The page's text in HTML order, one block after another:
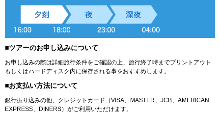
■ツアーのお申し込みについて
お申し込みの際は詳細旅行条件をご確認の上、旅行終了時までプリントアウト
もしくはハードディスク内に保存される事をおすすめします。
■お支払い方法について
銀行振り込みの他、クレジットカード（VISA、MASTER、JCB、AMERICAN
EXPRESS、DINERS）がご利用いただけます。